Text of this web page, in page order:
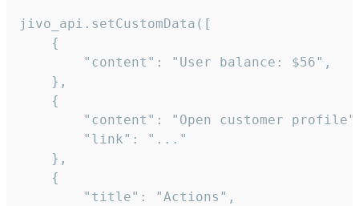
jivo_api.setCustomData([
    {
        "content": "User balance: $56",
    },
    {
"content": "Open customer
        "link": "..."
    },
    {
        "title": "Actions",